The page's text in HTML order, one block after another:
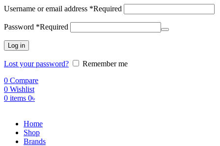
Username or email address *Required
Password *Required
Log in
Lost your password?
Remember me
0 Compare
0 Wishlist
0 items 0৳
Home
Shop
Brands